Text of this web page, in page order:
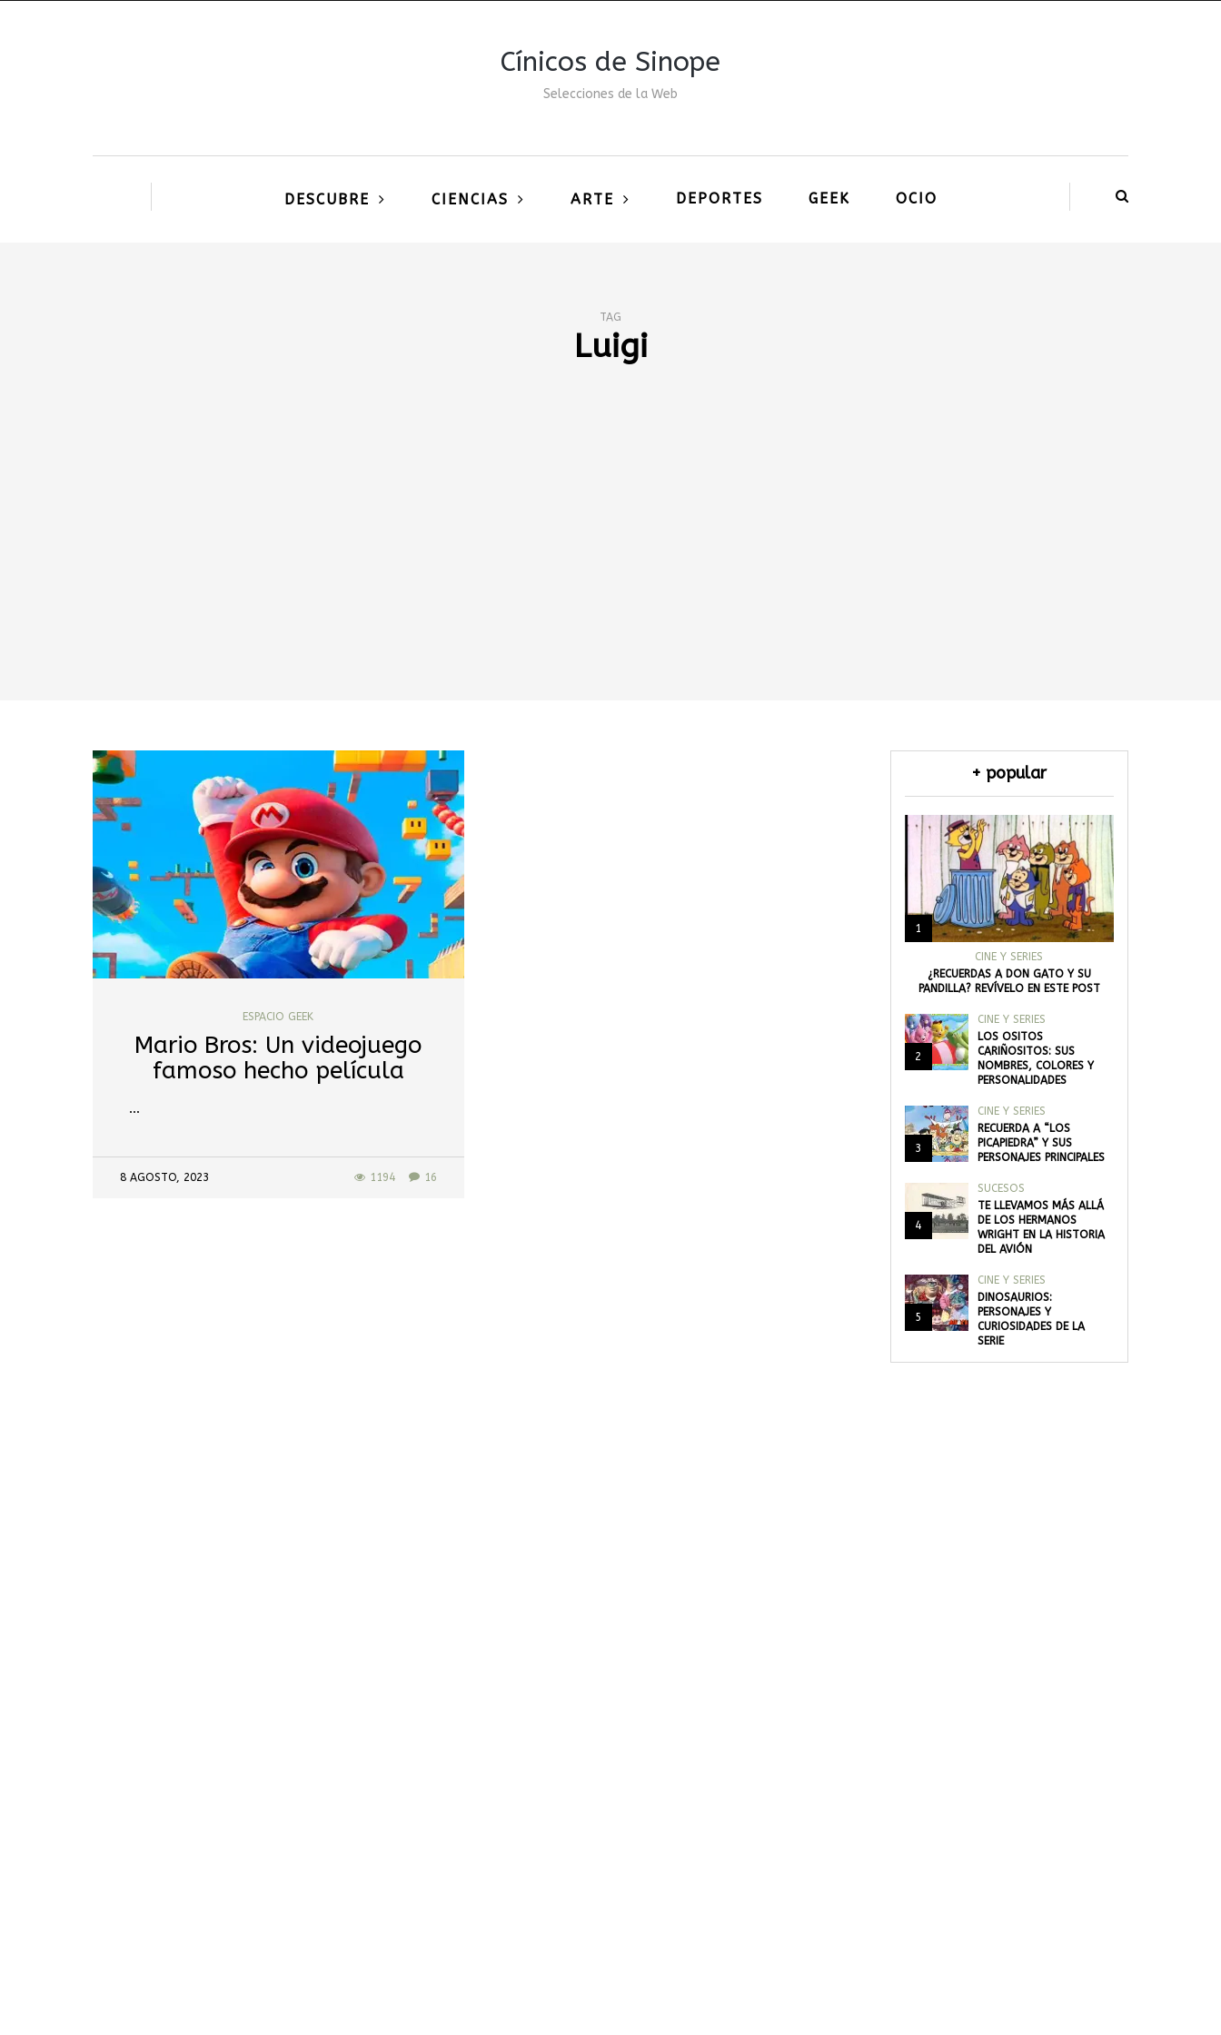
Cínicos de Sinope
Selecciones de la Web
DESCUBRE CIENCIAS ARTE DEPORTES GEEK OCIO
TAG
Luigi
ESPACIO GEEK
Mario Bros: Un videojuego
famoso hecho película
…
8 AGOSTO, 2023 16
1194
+ popular
1
CINE Y SERIES
¿RECUERDAS A DON GATO Y SU
PANDILLA? REVÍVELO EN ESTE POST
2
CINE Y SERIES
LOS OSITOS
CARIÑOSITOS: SUS
NOMBRES, COLORES Y
PERSONALIDADES
3
CINE Y SERIES
RECUERDA A “LOS
PICAPIEDRA” Y SUS
PERSONAJES PRINCIPALES
4
SUCESOS
TE LLEVAMOS MÁS ALLÁ
DE LOS HERMANOS
WRIGHT EN LA HISTORIA
DEL AVIÓN
5
CINE Y SERIES
DINOSAURIOS:
PERSONAJES Y
CURIOSIDADES DE LA
SERIE